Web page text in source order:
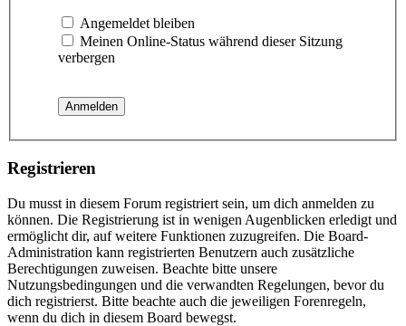
Angemeldet bleiben
Meinen Online-Status während dieser Sitzung
verbergen
Registrieren
Du musst in diesem Forum registriert sein, um dich anmelden zu
können. Die Registrierung ist in wenigen Augenblicken erledigt und
ermöglicht dir, auf weitere Funktionen zuzugreifen. Die Board-
Administration kann registrierten Benutzern auch zusätzliche
Berechtigungen zuweisen. Beachte bitte unsere
Nutzungsbedingungen und die verwandten Regelungen, bevor du
dich registrierst. Bitte beachte auch die jeweiligen Forenregeln,
wenn du dich in diesem Board bewegst.